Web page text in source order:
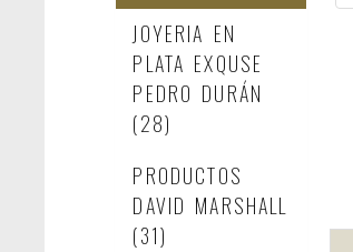
JOYERIA EN
PLATA EXQUSE
PEDRO DURÁN
(28)
PRODUCTOS
DAVID MARSHALL
(31)